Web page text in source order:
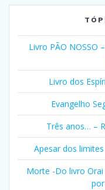
Livro PÃO NOSSO
Livro dos
Evangelho
Três anos… –
Apesar dos
Morte -Do livro